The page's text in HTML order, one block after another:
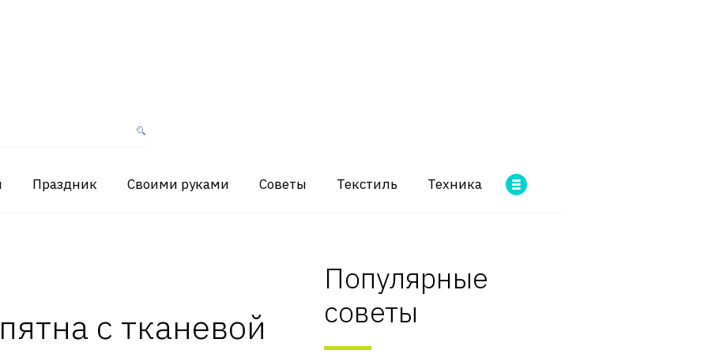
Праздник Своими руками Советы Текстиль Техника
с тканевой
Популярные
советы